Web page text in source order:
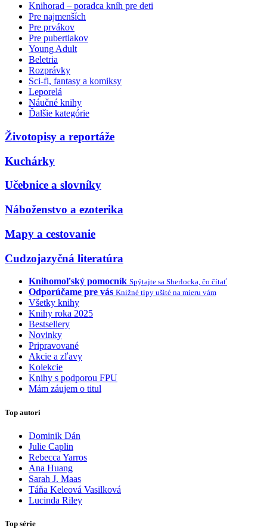
Knihorad – poradca kníh pre deti
Pre najmenších
Pre prvákov
Pre pubertiakov
Young Adult
Beletria
Rozprávky
Sci-fi, fantasy a komiksy
Leporelá
Náučné knihy
Ďalšie kategórie
Životopisy a reportáže
Kuchárky
Učebnice a slovníky
Náboženstvo a ezoterika
Mapy a cestovanie
Cudzojazyčná literatúra
Knihomoľský pomocník Spýtajte sa Sherlocka, čo čítať
Odporúčame pre vás Knižné tipy ušité na mieru vám
Všetky knihy
Knihy roka 2025
Bestsellery
Novinky
Pripravované
Akcie a zľavy
Kolekcie
Knihy s podporou FPU
Mám záujem o titul
Top autori
Dominik Dán
Julie Caplin
Rebecca Yarros
Ana Huang
Sarah J. Maas
Táňa Keleová Vasilková
Lucinda Riley
Top série